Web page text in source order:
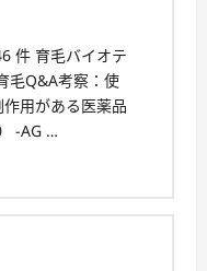
件 育毛バイオテ
毛Q&A考察：使
用がある医薬品
-AG …